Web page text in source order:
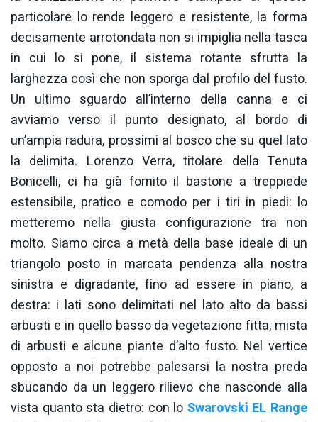
particolare lo rende leggero e resistente, la forma
decisamente arrotondata non si impiglia nella tasca
in cui lo si pone, il sistema rotante sfrutta la
larghezza così che non sporga dal profilo del fusto.
Un ultimo sguardo all’interno della canna e ci
avviamo verso il punto designato, al bordo di
un’ampia radura, prossimi al bosco che su quel lato
la delimita. Lorenzo Verra, titolare della Tenuta
Bonicelli, ci ha già fornito il bastone a treppiede
estensibile, pratico e comodo per i tiri in piedi: lo
metteremo nella giusta configurazione tra non
molto. Siamo circa a metà della base ideale di un
triangolo posto in marcata pendenza alla nostra
sinistra e digradante, fino ad essere in piano, a
destra: i lati sono delimitati nel lato alto da bassi
arbusti e in quello basso da vegetazione fitta, mista
di arbusti e alcune piante d’alto fusto. Nel vertice
opposto a noi potrebbe palesarsi la nostra preda
sbucando da un leggero rilievo che nasconde alla
vista quanto sta dietro: con lo Swarovski EL Range